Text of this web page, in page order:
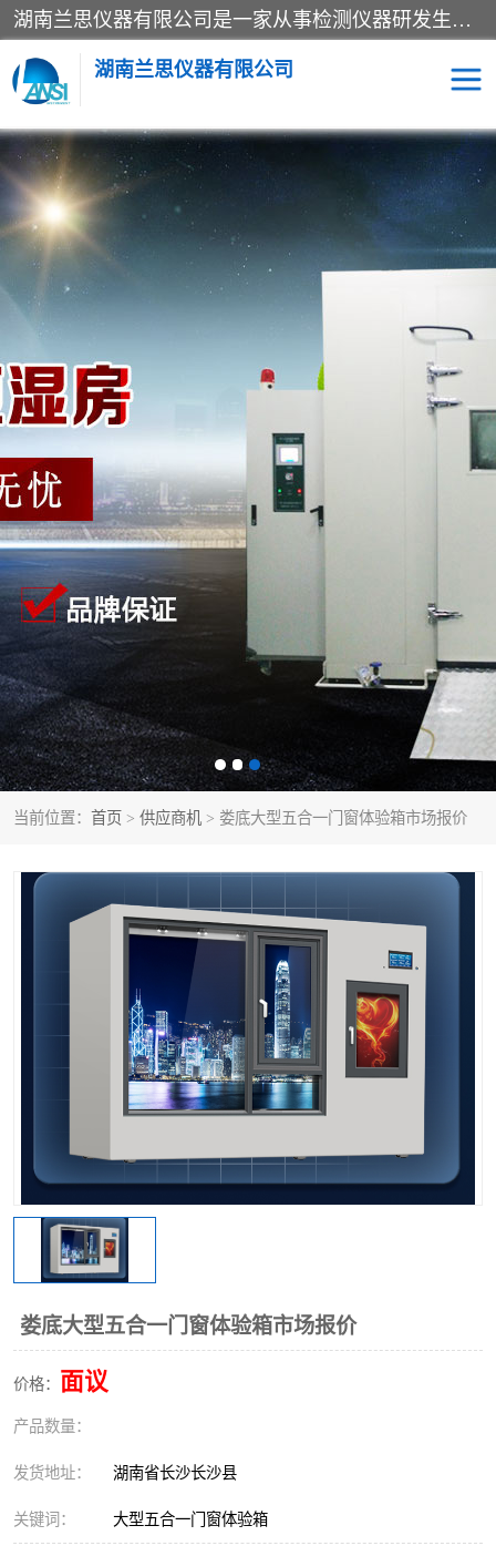
湖南兰思仪器有限公司是一家从事检测仪器研发生产销售和维修保养服务的综合型企业，产品符合国际标准可按需定制专业售前售后工程师，主要有门窗性能体验箱、门窗隔音展示箱、恒温恒湿试验箱、步入式恒温恒湿房、高低温试验箱、老化试验箱、老化试验房、恒温恒湿培养箱、水泥标准养护试验箱、电热鼓风干燥试验箱、真空干燥箱、工业烤箱、盐雾腐蚀试验箱等。
湖南兰思仪器有限公司
当前位置： 首页 > 供应商机 > 娄底大型五合一门窗体验箱市场报价
娄底大型五合一门窗体验箱市场报价
价格： 面议
产品数量：
发货地址： 湖南省长沙长沙县
关键词： 大型五合一门窗体验箱
老化房 恒温恒湿试验箱
工业烘箱 门窗体验箱